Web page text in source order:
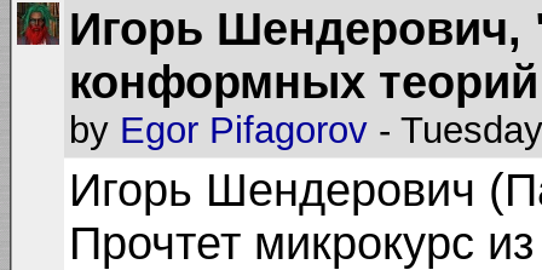
Игорь
конформных
by Egor Pifagorov -
Игорь Шендерович
Прочтет микрокурс